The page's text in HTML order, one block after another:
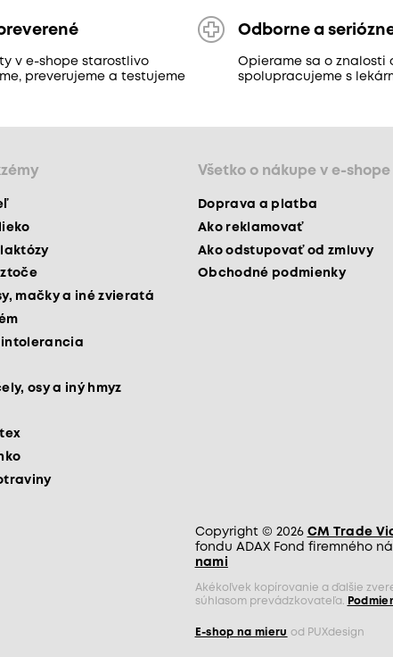
v e-shope starostlivo
preverujeme a testujeme
Odborne a
Opierame sa o znalosti
spolupracujeme s
mačky a iné zvieratá
intolerancia
osy a iný hmyz
Všetko o nákupe v e-shope
Doprava a platba
Ako reklamovať
Ako odstupovať od zmluvy
Obchodné podmienky
Copyright © 2026 CM Trade
fondu ADAX Fond firemného
nami
Akékoľvek kopírovanie a ďalšie
súhlasom prevádzkovateľa.
E-shop na mieru od PUXdesign